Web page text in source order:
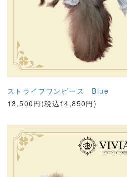
ストライプワンピース Blue
13,500円(税込14,850円)